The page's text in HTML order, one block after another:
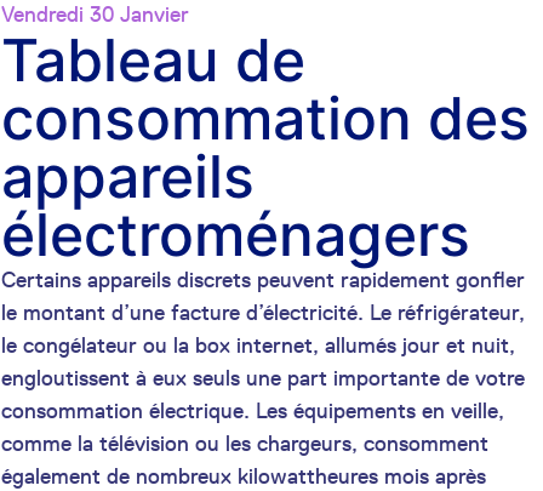
Vendredi 30 Janvier
Tableau de
consommation des
appareils
électroménagers
Certains appareils discrets peuvent rapidement gonfler
le montant d’une facture d’électricité. Le réfrigérateur,
le congélateur ou la box internet, allumés jour et nuit,
engloutissent à eux seuls une part importante de votre
consommation électrique. Les équipements en veille,
comme la télévision ou les chargeurs, consomment
également de nombreux kilowattheures mois après